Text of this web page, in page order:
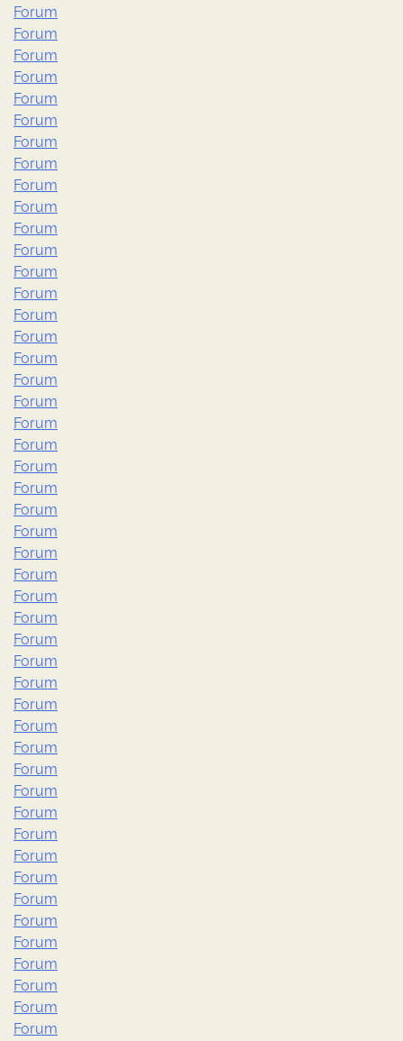
Forum
Forum
Forum
Forum
Forum
Forum
Forum
Forum
Forum
Forum
Forum
Forum
Forum
Forum
Forum
Forum
Forum
Forum
Forum
Forum
Forum
Forum
Forum
Forum
Forum
Forum
Forum
Forum
Forum
Forum
Forum
Forum
Forum
Forum
Forum
Forum
Forum
Forum
Forum
Forum
Forum
Forum
Forum
Forum
Forum
Forum
Forum
Forum